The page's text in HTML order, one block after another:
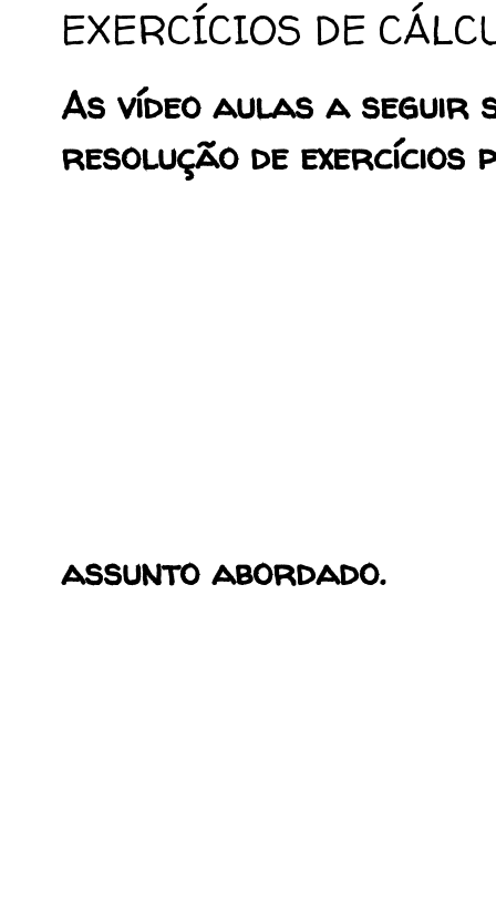
EXERCÍCIOS DE
As vídeo aulas a seguir
resolução de exercícios
assunto abordado.